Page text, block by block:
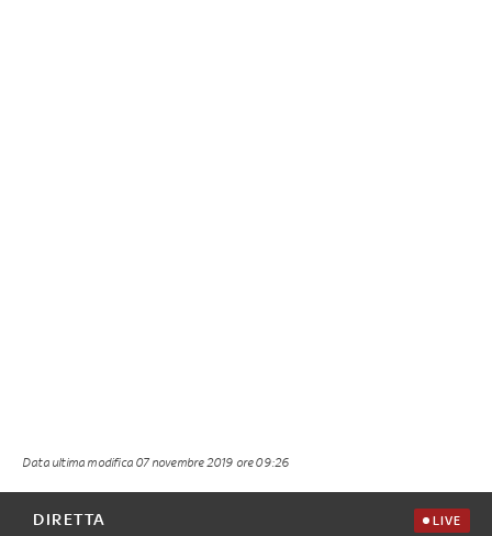
Data ultima modifica 07 novembre 2019 ore 09:26
DIRETTA LIVE